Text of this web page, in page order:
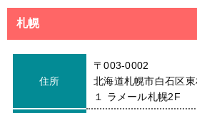
札幌
住所
〒003-0002
北海道札幌市白石区
１ ラメール札幌2F